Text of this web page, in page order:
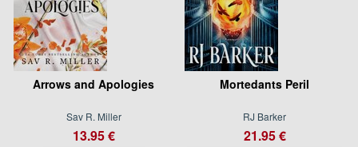
Arrows and Apologies
Sav R. Miller
13.95 €
Mortedants Peril
RJ Barker
21.95 €